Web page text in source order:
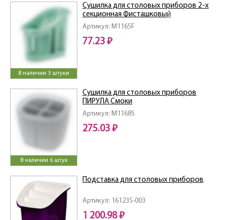
В наличии 3 штуки
Артикул: M1165F
Сушилка для столовых приборов 2-х
секционная Фисташковый
77.23 ₽
В наличии 6 штук
Артикул: M1168S
Сушилка для столовых приборов
ПИРУЛА Смоки
275.03 ₽
Артикул: 161235-003
Подставка для столовых приборов
1 200.98 ₽